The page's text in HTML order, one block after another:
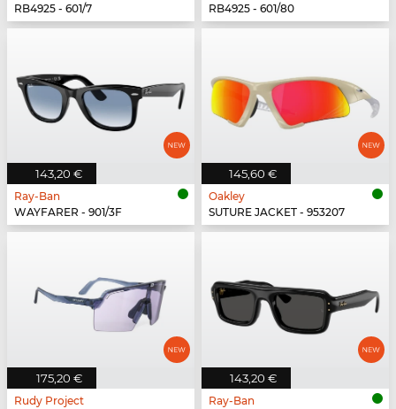
RB4925 - 601/7
RB4925 - 601/80
143,20 €
Ray-Ban
WAYFARER - 901/3F
145,60 €
Oakley
SUTURE JACKET - 953207
175,20 €
Rudy Project
143,20 €
Ray-Ban